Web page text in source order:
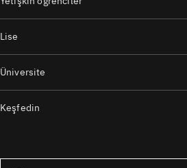
Lise
Üniversite
Keşfedin